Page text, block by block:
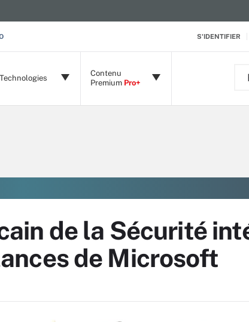
S'IDENTIFIER
Technologies
Contenu
Premium Pro+
de la Sécurité
de Microsoft